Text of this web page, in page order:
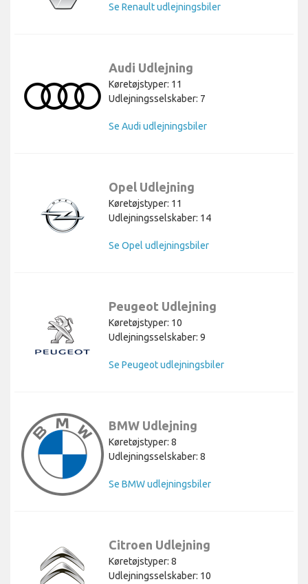
Se Renault udlejningsbiler
Audi Udlejning
Køretøjstyper: 11
Udlejningsselskaber: 7
Se Audi udlejningsbiler
Opel Udlejning
Køretøjstyper: 11
Udlejningsselskaber: 14
Se Opel udlejningsbiler
Peugeot Udlejning
Køretøjstyper: 10
Udlejningsselskaber: 9
Se Peugeot udlejningsbiler
BMW Udlejning
Køretøjstyper: 8
Udlejningsselskaber: 8
Se BMW udlejningsbiler
Citroen Udlejning
Køretøjstyper: 8
Udlejningsselskaber: 10